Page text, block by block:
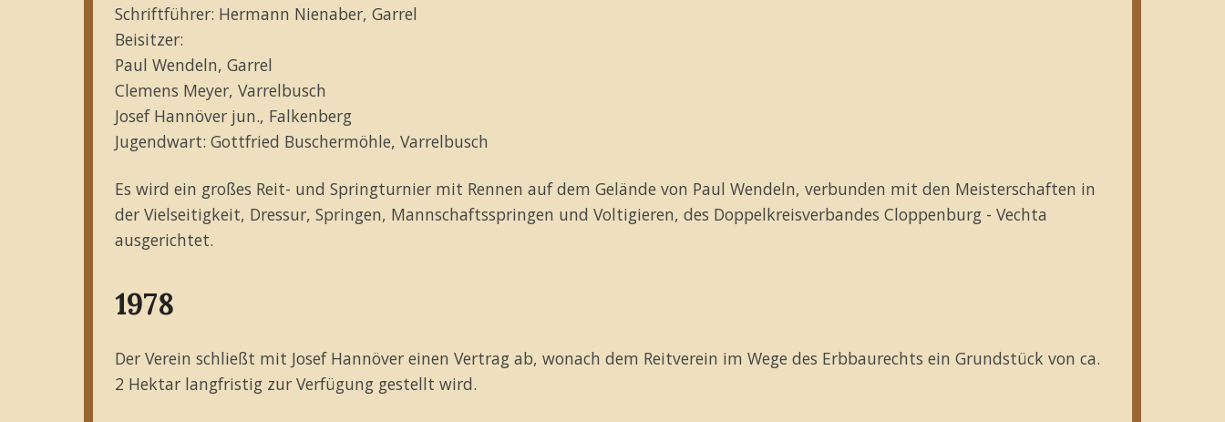
Schriftführer: Hermann Nienaber, Garrel
Beisitzer:
Paul Wendeln, Garrel
Clemens Meyer, Varrelbusch
Josef Hannöver jun., Falkenberg
Jugendwart: Gottfried Buschermöhle, Varrelbusch
Es wird ein großes Reit- und Springturnier mit Rennen auf dem Gelände von Paul Wendeln, verbunden mit den Meisterschaften in
der Vielseitigkeit, Dressur, Springen, Mannschaftsspringen und Voltigieren, des Doppelkreisverbandes Cloppenburg - Vechta
ausgerichtet.
1978
Der Verein schließt mit Josef Hannöver einen Vertrag ab, wonach dem Reitverein im Wege des Erbbaurechts ein Grundstück von ca.
2 Hektar langfristig zur Verfügung gestellt wird.